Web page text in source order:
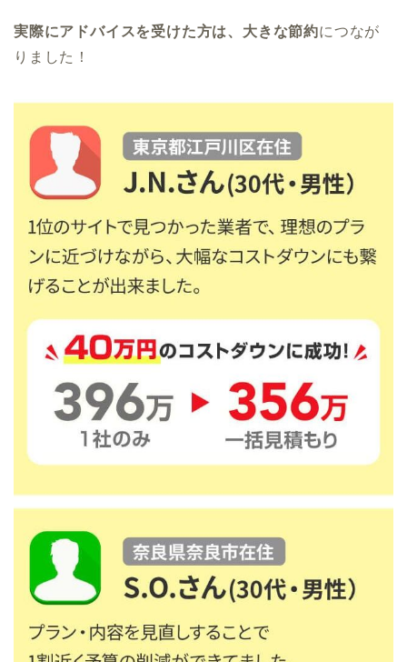
実際にアドバイスを受けた方は、大きな節約につなが
りました！